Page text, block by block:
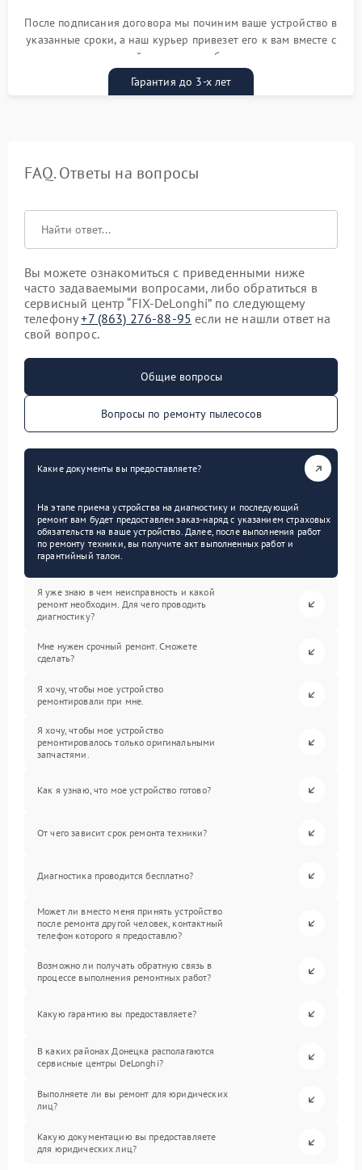
После подписания договора мы починим ваше устройство в
указанные сроки, а наш курьер привезет его к вам вместе с
гарантийным талоном бесплатно
Гарантия до 3-х лет
FAQ. Ответы на вопросы
Вы можете ознакомиться с приведенными ниже
часто задаваемыми вопросами, либо обратиться в
сервисный центр “FIX-DeLonghi” по следующему
телефону+7 (863) 276-88-95 если не нашли ответ на
свой вопрос.
Общие вопросы
Вопросы по ремонту пылесосов
Какие документы вы предоставляете?
На этапе приема устройства на диагностику и последующий
ремонт вам будет предоставлен заказ-наряд с указанием страховых
обязательств на ваше устройство. Далее, после выполнения работ
по ремонту техники, вы получите акт выполненных работ и
гарантийный талон.
Я уже знаю в чем неисправность и какой
ремонт необходим. Для чего проводить
диагностику?
Мне нужен срочный ремонт. Сможете
сделать?
Я хочу, чтобы мое устройство
ремонтировали при мне.
Я хочу, чтобы мое устройство
ремонтировалось только оригинальными
запчастями.
Как я узнаю, что мое устройство готово?
От чего зависит срок ремонта техники?
Диагностика проводится бесплатно?
Может ли вместо меня принять устройство
после ремонта другой человек, контактный
телефон которого я предоставлю?
Возможно ли получать обратную связь в
процессе выполнения ремонтных работ?
Какую гарантию вы предоставляете?
В каких районах Донецка располагаются
сервисные центры DeLonghi?
Выполняете ли вы ремонт для юридических
лиц?
Какую документацию вы предоставляете
для юридических лиц?